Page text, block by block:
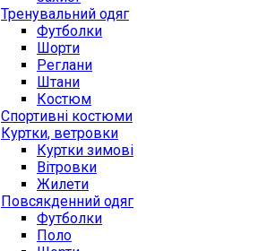
Тренувальний одяг
Футболки
Шорти
Реглани
Штани
Костюм
Спортивні костюми
Куртки, ветровки
Куртки зимові
Вітровки
Жилети
Повсякденний одяг
Футболки
Поло